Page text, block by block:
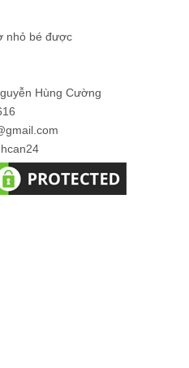
nhỏ bé được
Hùng Cường